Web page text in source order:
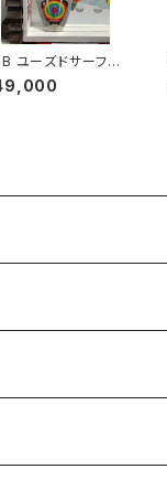
ユーズドサーフボ
ショートボード